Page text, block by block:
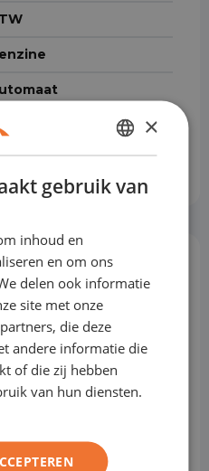
kg
cm³
(57)
neerklapbaar
DUTCH
ENGLISH
×
gebruik van
inhoud en
en om ons
delen ook informatie
site met onze
die deze
andere informatie die
of die zij hebben
van hun diensten.